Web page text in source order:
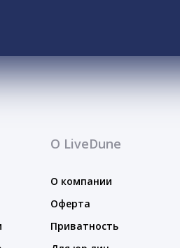
О LiveDune
О компании
Оферта
Приватность